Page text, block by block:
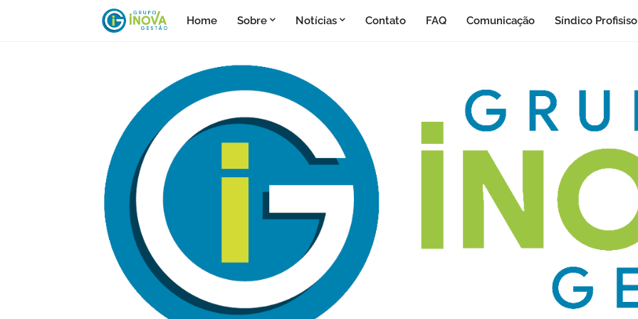
Home Sobre Notícias Contato FAQ Comunicação Síndico